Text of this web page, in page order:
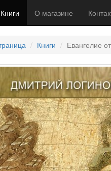
Книги О магазине
Книги Евангелие